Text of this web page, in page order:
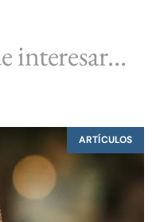
interesar...
ARTÍCULOS